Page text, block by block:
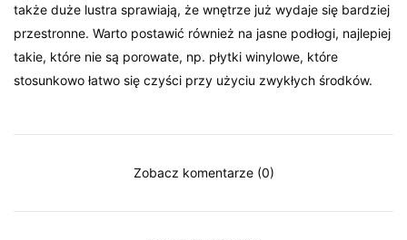
także duże lustra sprawiają, że wnętrze już wydaje się bardziej
przestronne. Warto postawić również na jasne podłogi, najlepiej
takie, które nie są porowate, np. płytki winylowe, które
stosunkowo łatwo się czyści przy użyciu zwykłych środków.
Zobacz komentarze (0)